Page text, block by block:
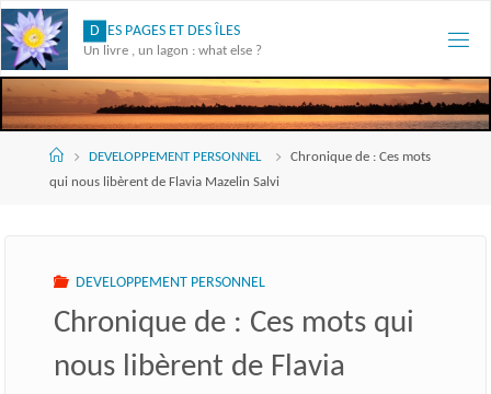
Skip
to
content
D ES PAGES ET DES ÎLES
Un livre , un lagon : what else ?
AccueilDEVELOPPEMENT PERSONNEL
Chronique de : Ces mots
qui nous libèrent de Flavia Mazelin Salvi
DEVELOPPEMENT PERSONNEL
Chronique de : Ces mots qui
nous libèrent de Flavia